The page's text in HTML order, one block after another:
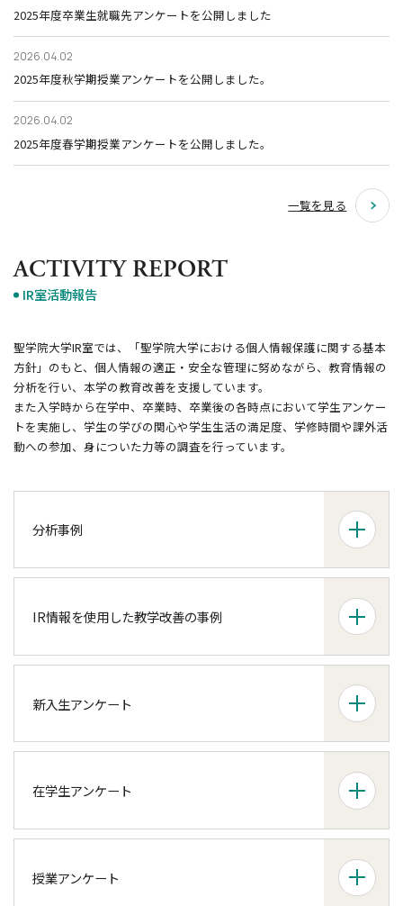
一覧を見る
2025年度卒業生就職先アンケートを公開しました
2026.04.02
2025年度秋学期授業アンケートを公開しました。
2026.04.02
2025年度春学期授業アンケートを公開しました。
ACTIVITY REPORT
IR室活動報告
聖学院大学IR室では、「聖学院大学における個人情報保護に関する基本
方針」のもと、個人情報の適正・安全な管理に努めながら、教育情報の
分析を行い、本学の教育改善を支援しています。
また入学時から在学中、卒業時、卒業後の各時点において学生アンケー
トを実施し、学生の学びの関心や学生生活の満足度、学修時間や課外活
動への参加、身についた力等の調査を行っています。
分析事例
IR情報を使用した教学改善の事例
新入生アンケート
在学生アンケート
授業アンケート